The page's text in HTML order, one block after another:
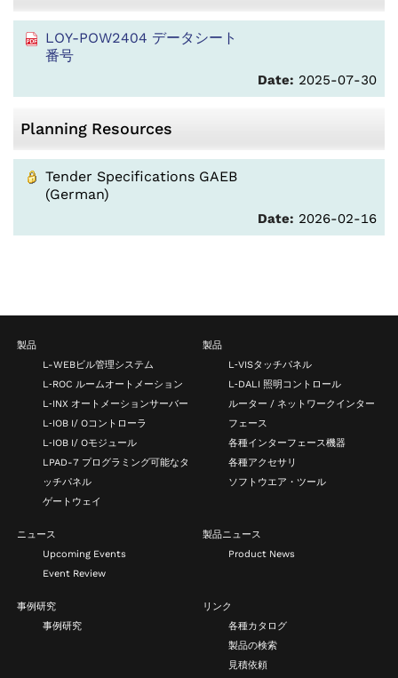
LOY-POW2404 データシート
番号
Date: 2025-07-30
Planning Resources
Tender Specifications GAEB
(German)
Date: 2026-02-16
製品
L-WEBビル管理システム
L‑ROC ルームオートメーション
L‑INX オートメーションサーバー
L‑IOB I/ Oコントローラ
L‑IOB I/ Oモジュール
LPAD-7 プログラミング可能なタ
ッチパネル
ゲートウェイ
製品
L‑VISタッチパネル
L‑DALI 照明コントロール
ルーター / ネットワークインター
フェース
各種インターフェース機器
各種アクセサリ
ソフトウエア・ツール
ニュース
Upcoming Events
Event Review
製品ニュース
Product News
事例研究
事例研究
リンク
各種カタログ
製品の検索
見積依頼